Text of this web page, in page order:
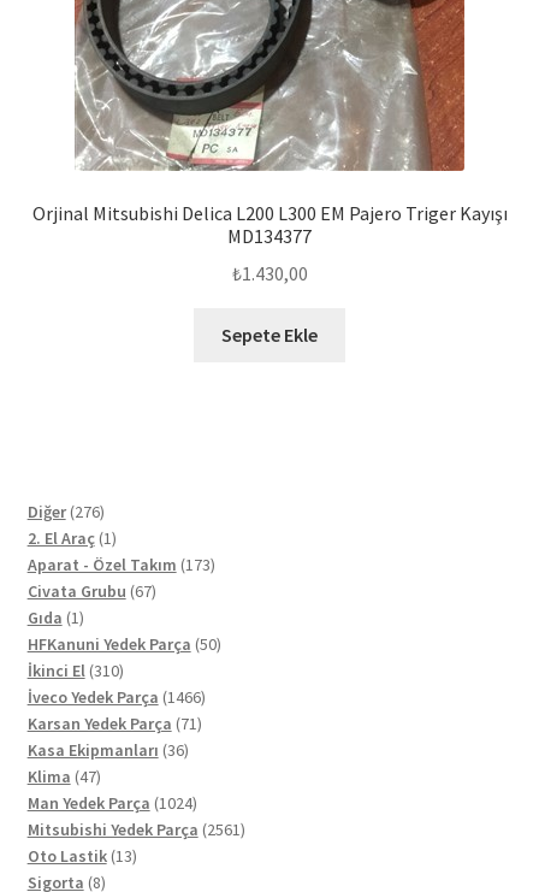
Orjinal Mitsubishi Delica L200 L300 EM Pajero Triger Kayışı
MD134377
₺1.430,00
Sepete Ekle
Diğer 276276
ürün
2. El Araç 11
ürün
Aparat - Özel Takım 173173
Civata Grubu 6767
Gıda 11
ürün
HFKanuni Yedek Parça 5050
İkinci El 310310
ürün
İveco Yedek Parça 14661466
ürün
Karsan Yedek Parça 7171
Kasa Ekipmanları 3636
Klima 4747
ürün
Man Yedek Parça 10241024
ürün
Mitsubishi Yedek Parça 25612561
Oto Lastik 1313
Sigorta 88